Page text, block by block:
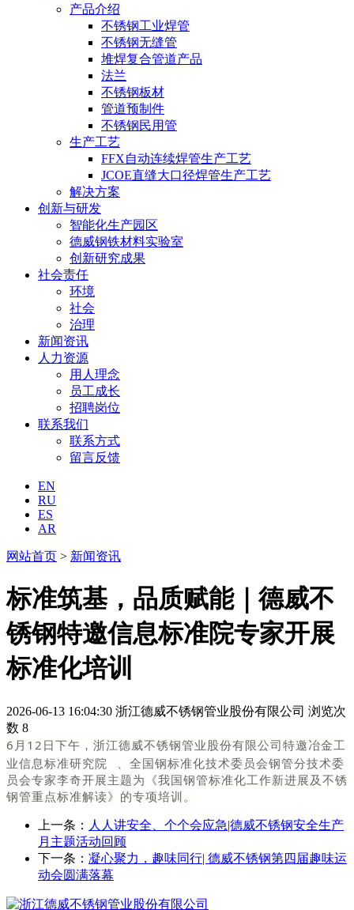
产品介绍
不锈钢工业焊管
不锈钢无缝管
堆焊复合管道产品
法兰
不锈钢板材
管道预制件
不锈钢民用管
生产工艺
FFX自动连续焊管生产工艺
JCOE直缝大口径焊管生产工艺
解决方案
创新与研发
智能化生产园区
德威钢铁材料实验室
创新研究成果
社会责任
环境
社会
治理
新闻资讯
人力资源
用人理念
员工成长
招聘岗位
联系我们
联系方式
留言反馈
EN
RU
ES
AR
网站首页 > 新闻资讯
标准筑基，品质赋能｜德威不
锈钢特邀信息标准院专家开展
标准化培训
2026-06-13 16:04:30 浙江德威不锈钢管业股份有限公司 浏览次
数 8
6月12日下午，浙江德威不锈钢管业股份有限公司特邀冶金工
业信息标准研究院
、全国钢标准化技术委员会钢管分技术委
员会专家李奇开展主题为《我国钢管标准化工作新进展及不锈
钢管重点标准解读》的专项培训。
上一条： 人人讲安全、个个会应急|德威不锈钢安全生产
月主题活动回顾
下一条： 凝心聚力，趣味同行| 德威不锈钢第四届趣味运
动会圆满落幕